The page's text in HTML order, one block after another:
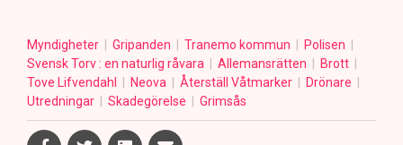
Myndigheter Gripanden Tranemo kommun
Polisen
Svensk Torv : en naturlig råvara
Allemansrätten
Brott
Tove Lifvendahl
Neova Återställ Våtmarker
Drönare
Utredningar
Skadegörelse Grimsås